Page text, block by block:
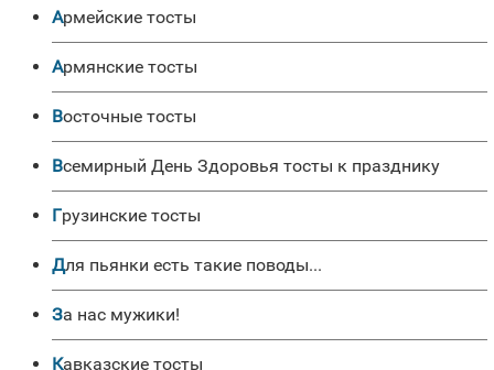
Армейские тосты
Армянские тосты
Восточные тосты
Всемирный День Здоровья тосты к празднику
Грузинские тосты
Для пьянки есть такие поводы...
За нас мужики!
Кавказские тосты